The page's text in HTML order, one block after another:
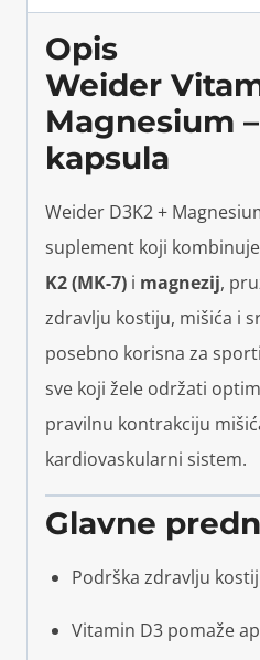
Opis
Weider
Magnesium
kapsula
Weider D3K2 +
suplement koji kombinuje
K2 (MK-7) i magnezij,
zdravlju kostiju, mišića i
posebno korisna za
sve koji žele održati
pravilnu kontrakciju
kardiovaskularni sistem.
Glavne
Podrška zdravlju
Vitamin D3 pomaže